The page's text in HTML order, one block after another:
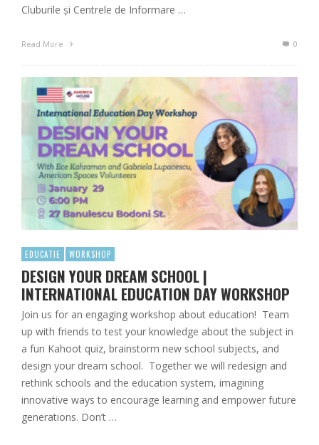
Cluburile și Centrele de Informare …
Read More 0
EDUCATIE WORKSHOP
DESIGN YOUR DREAM SCHOOL |
INTERNATIONAL EDUCATION DAY WORKSHOP
Join us for an engaging workshop about education! Team
up with friends to test your knowledge about the subject in
a fun Kahoot quiz, brainstorm new school subjects, and
design your dream school. Together we will redesign and
rethink schools and the education system, imagining
innovative ways to encourage learning and empower future
generations. Don’t …